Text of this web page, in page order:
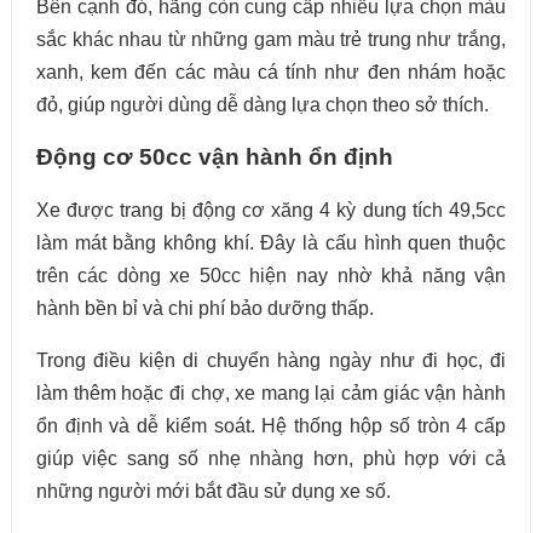
Bên cạnh đó, hãng còn cung cấp nhiều lựa chọn màu
sắc khác nhau từ những gam màu trẻ trung như trắng,
xanh, kem đến các màu cá tính như đen nhám hoặc
đỏ, giúp người dùng dễ dàng lựa chọn theo sở thích.
Động cơ 50cc vận hành ổn định
Xe được trang bị động cơ xăng 4 kỳ dung tích 49,5cc
làm mát bằng không khí. Đây là cấu hình quen thuộc
trên các dòng xe 50cc hiện nay nhờ khả năng vận
hành bền bỉ và chi phí bảo dưỡng thấp.
Trong điều kiện di chuyển hàng ngày như đi học, đi
làm thêm hoặc đi chợ, xe mang lại cảm giác vận hành
ổn định và dễ kiểm soát. Hệ thống hộp số tròn 4 cấp
giúp việc sang số nhẹ nhàng hơn, phù hợp với cả
những người mới bắt đầu sử dụng xe số.